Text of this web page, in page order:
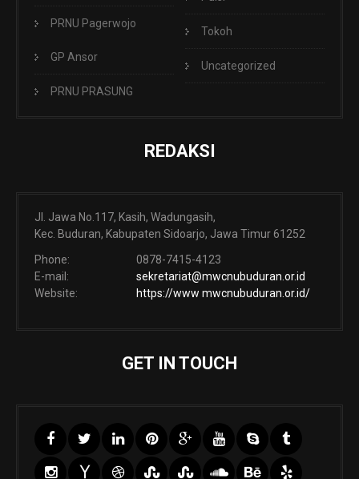
PRNU Pagerwojo
GP Ansor
PRNU PRASUNG
Tokoh
Uncategorized
REDAKSI
Jl. Jawa No.117, Kasih, Wadungasih,
Kec. Buduran, Kabupaten Sidoarjo, Jawa Timur 61252
Phone:
0878-7415-4123
E-mail:
sekretariat@mwcnubuduran.or.id
Website:
https://www mwcnubuduran.or.id/
GET IN TOUCH